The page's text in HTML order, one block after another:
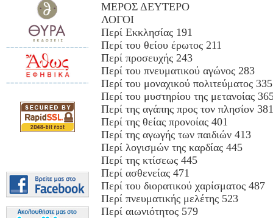
ΜΕΡΟΣ ΔΕΥΤΕΡΟ
ΛΟΓΟΙ
Περί Εκκλησίας 191
Περί του θείου έρωτος 211
Περί προσευχής 243
Περί του πνευματικού αγώνος 283
Περί του μοναχικού πολιτεύματος 335
Περί του μυστηρίου της μετανοίας
Περί της αγάπης προς τον πλησίον 381
Περί της θείας προνοίας 401
Περί της αγωγής των παιδιών 413
Περί λογισμών της καρδίας 445
Περί της κτίσεως 445
Περί ασθενείας 471
Περί του διορατικού χαρίσματος 487
Περί πνευματικής μελέτης 523
Περί αιωνιότητος 579